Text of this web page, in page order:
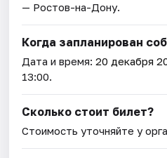
— Ростов-на-Дону.
Когда запланирован
Дата и время:20 декабря
13:00.
Сколько стоит билет?
Стоимость уточняйте у